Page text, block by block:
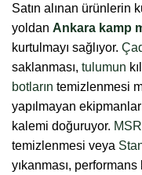
Satın alınan ürünlerin
yoldan Ankara kamp
kurtulmayı sağlıyor.
saklanması, tulumun
botların temizlenmesi
yapılmayan
kalemi doğuruyor.
temizlenmesi veya
yıkanması,